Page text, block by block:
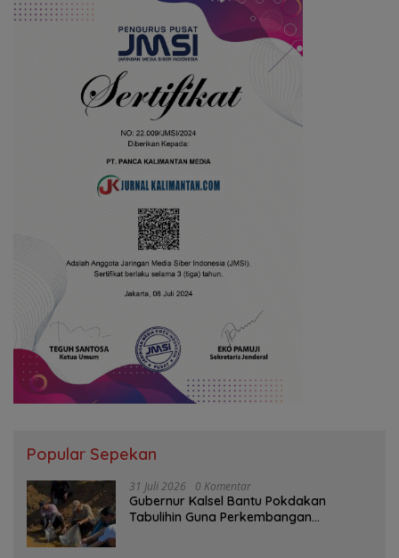
Popular Sepekan
31 Juli 2026 0 Komentar
Gubernur Kalsel Bantu Pokdakan
Tabulihin Guna Perkembangan